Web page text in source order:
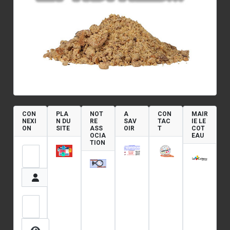
CON
NEXI
ON
Identifiant
Mot de passe
PLA
N DU
SITE
NOT
RE
ASS
OCIA
TION
A
SAV
OIR
CON
TAC
T
MAIR
IE LE
COT
EAU